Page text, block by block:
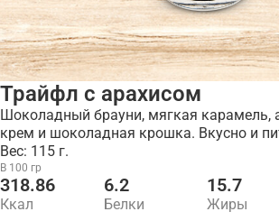
Трайфл с арахисом
Шоколадный брауни, мягкая карамель,
крем и шоколадная крошка. Вкусно и
Вес: 115 г.
В 100 гр
318.86
Ккал
6.2
Белки
15.7
Жиры